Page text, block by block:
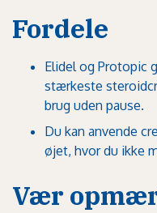
Fordele
Elidel og Protopic
stærkeste
brug uden pause.
Du kan anvende
øjet, hvor du ikke
Vær